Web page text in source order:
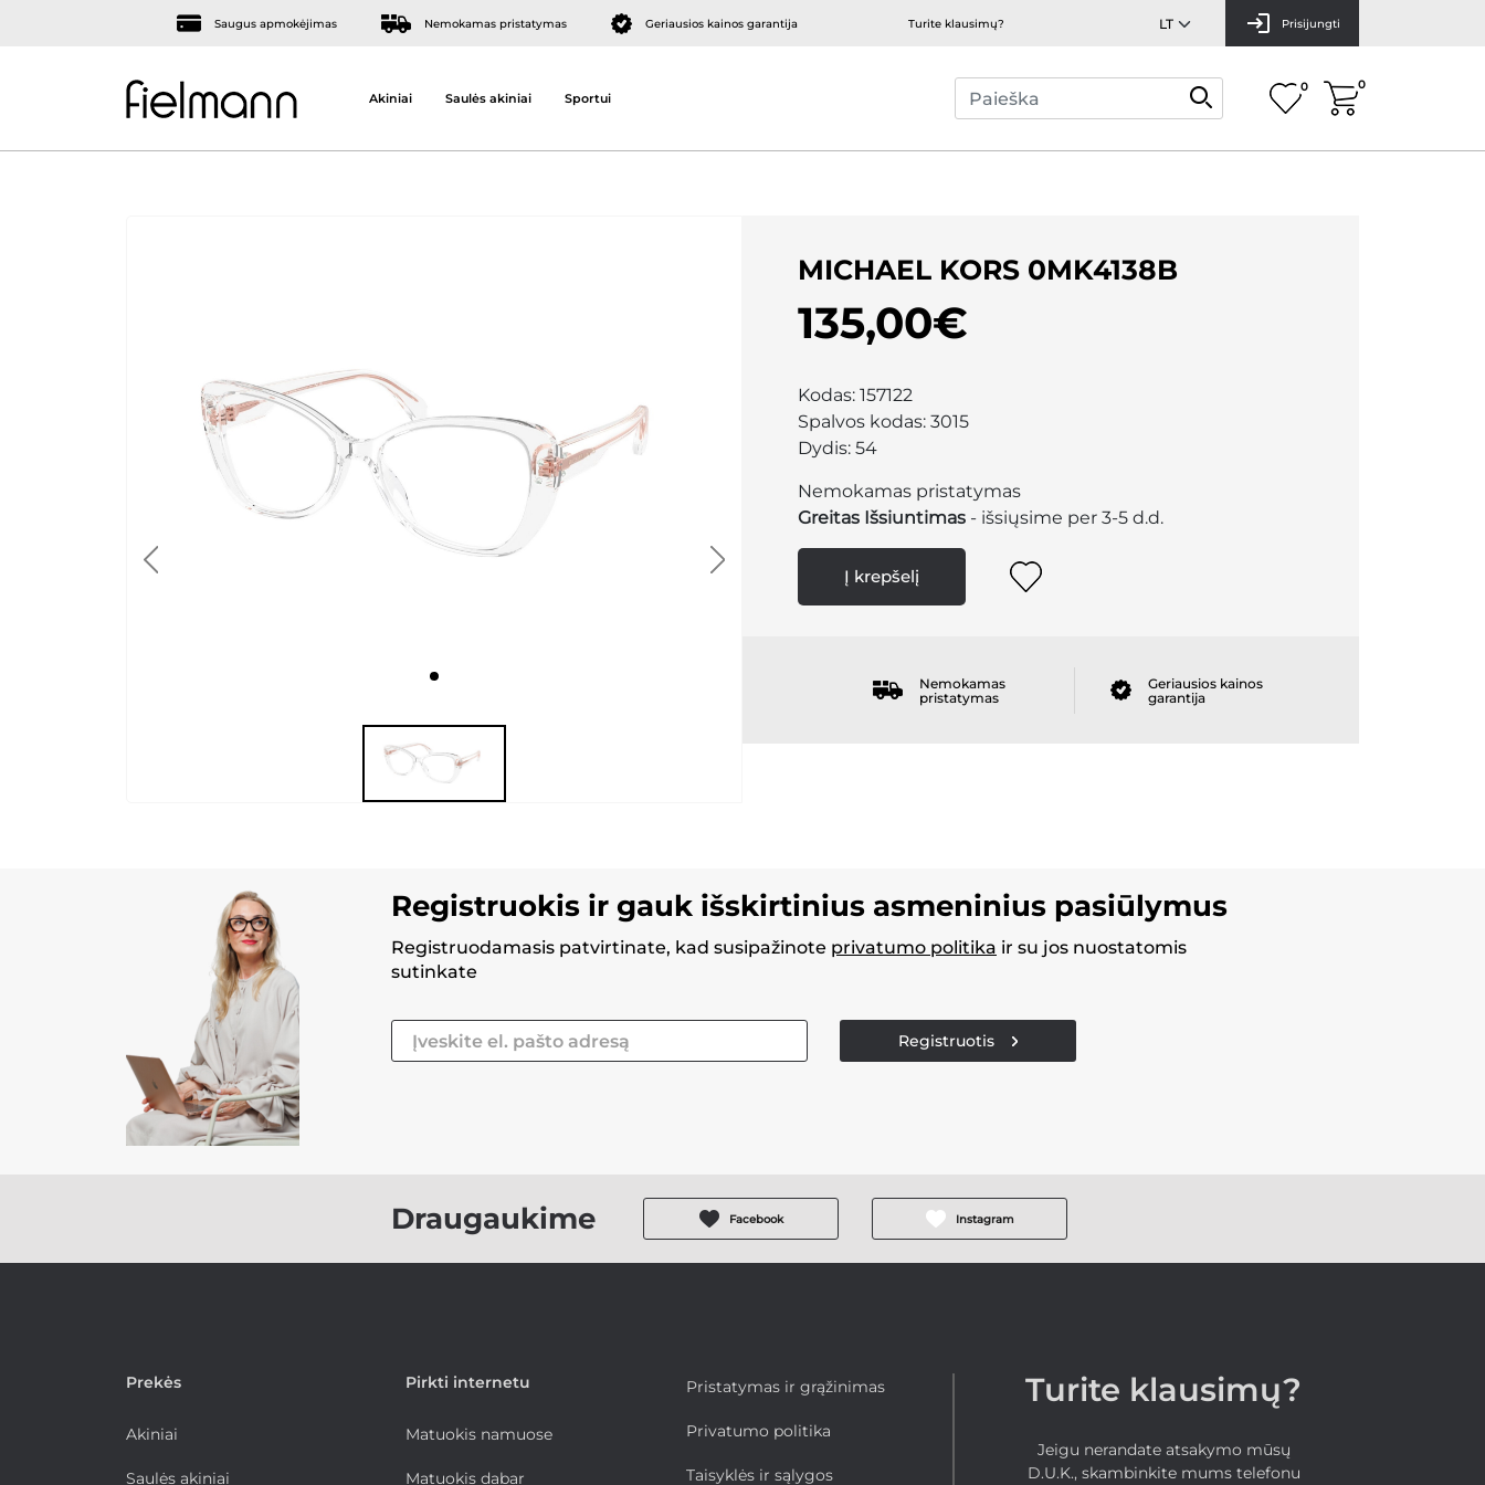
Saugus apmokėjimas Nemokamas pristatymas Geriausios kainos garantija Turite klausimų? Prisijungti
Akiniai Saulės akiniai Sportui
0 0
MICHAEL KORS 0MK4138B
135,00€
Kodas: 157122
Spalvos kodas: 3015
Dydis: 54
Nemokamas pristatymas
Greitas Išsiuntimas - išsiųsime per 3-5 d.d.
Į krepšelį
Nemokamas
pristatymas
Geriausios kainos
garantija
Registruokis ir gauk išskirtinius asmeninius pasiūlymus
Registruodamasis patvirtinate, kad susipažinote privatumo politika ir su jos nuostatomis
sutinkate
Registruotis
Draugaukime Facebook Instagram
Prekės
Akiniai
Saulės akiniai
Pirkti internetu
Matuokis namuose
Matuokis dabar
Pristatymas ir grąžinimas
Privatumo politika
Taisyklės ir sąlygos
Turite klausimų?
Jeigu nerandate atsakymo mūsų
D.U.K., skambinkite mums telefonu